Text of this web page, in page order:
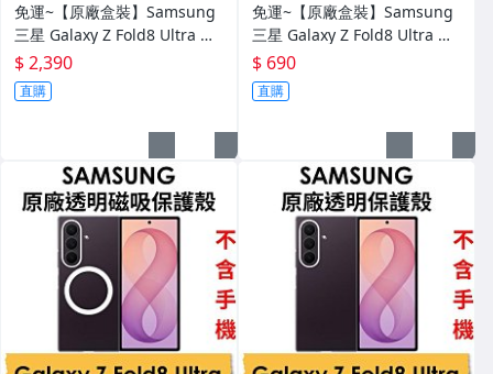
免運~【原廠盒裝】Samsung
三星 Galaxy Z Fold8 Ultra 原
廠雙重防護磁吸保護殼 保護套
背蓋
$ 2,390
直購
免運~【原廠盒裝】Samsung
三星 Galaxy Z Fold8 Ultra 原
廠抗反光螢幕保護貼（封面）
保貼
$ 690
直購